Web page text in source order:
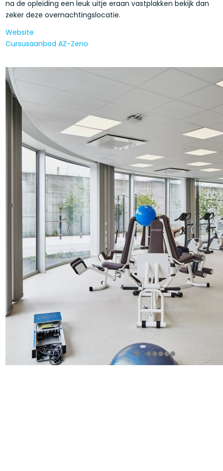
na de opleiding een leuk uitje eraan vastplakken bekijk dan
zeker deze overnachtingslocatie.
Website
Cursusaanbod AZ-Zeno